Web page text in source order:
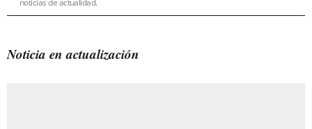
noticias de actualidad.
Noticia en actualización